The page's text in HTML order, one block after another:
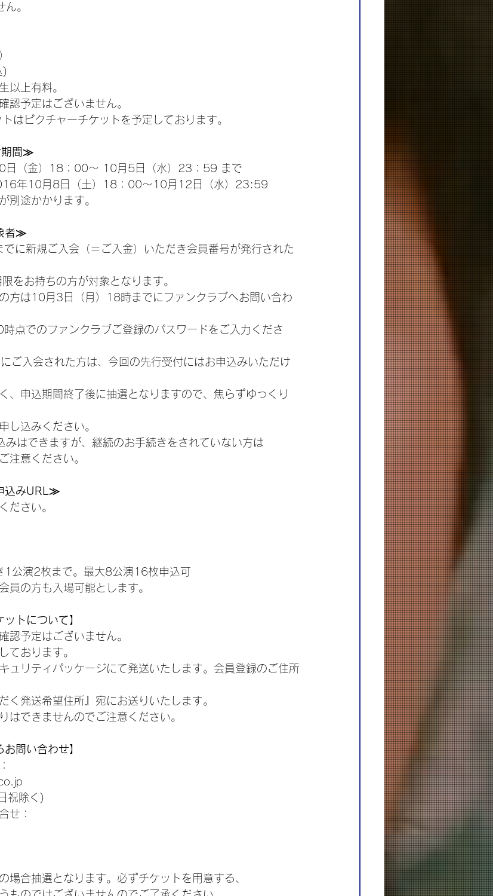
。
)
以上有料。
認予定はございません。
はピクチャーチケットを予定しております。
期間≫
日（金）18：00～ 10月5日（水）23：59 まで
年10月8日（土）18：00～10月12日（水）23:59
別途かかります。
者≫
新規ご入会（＝ご入金）いただき会員番号が発行された
をお持ちの方が対象となります。
方は10月3日（月）18時までにファンクラブへお問い合わ
でのファンクラブご登録のパスワードをご入力くださ
入会された方は、今回の先行受付にはお申込みいただけ
、申込期間終了後に抽選となりますので、焦らずゆっくり
し込みください。
はできますが、継続のお手続きをされていない方は
注意ください。
込みURL≫
ださい。
1公演2枚まで。最大8公演16枚申込可
員の方も入場可能とします。
トについて】
認予定はございません。
ております。
ュリティパッケージにて発送いたします。会員登録のご住所
く発送希望住所』宛にお送りいたします。
はできませんのでご注意ください。
問い合わせ】
祝除く)
せ：
場合抽選となります。必ずチケットを用意する、